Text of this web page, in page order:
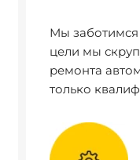
Мы заботимся
цели мы
ремонта
только